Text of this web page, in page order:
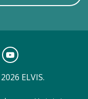
ELVIS.